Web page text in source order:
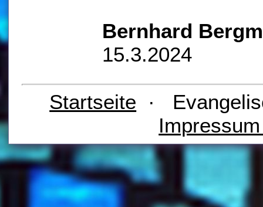
Bernhard
15.3.2024
Startseite ·